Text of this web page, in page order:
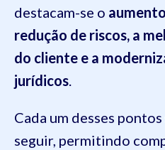
destacam-se o
redução de riscos, a
do cliente e a
jurídicos.
Cada um desses
seguir, permitindo